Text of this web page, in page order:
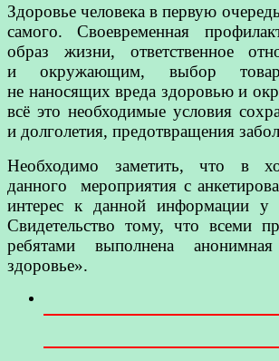
Здоровье человека в первую
самого. Своевременная
образ жизни, ответственное
и окружающим, выбор
не наносящих вреда здоровью и
всё это необходимые условия
и долголетия, предотвращения
Необходимо заметить, что в
данного мероприятия с
интерес к данной информации у
Свидетельство тому, что всеми
ребятами выполнена
здоровье».